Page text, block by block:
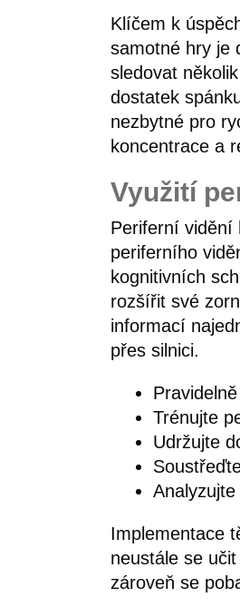
Klíčem k
samotné hry je
sledovat
dostatek
nezbytné pro
koncentrace a
Využití
Periferní vidění
periferního
kognitivních
rozšířit své
informací
přes silnici.
Trénujte
Udržujte
Implementace
neustále se
zároveň se